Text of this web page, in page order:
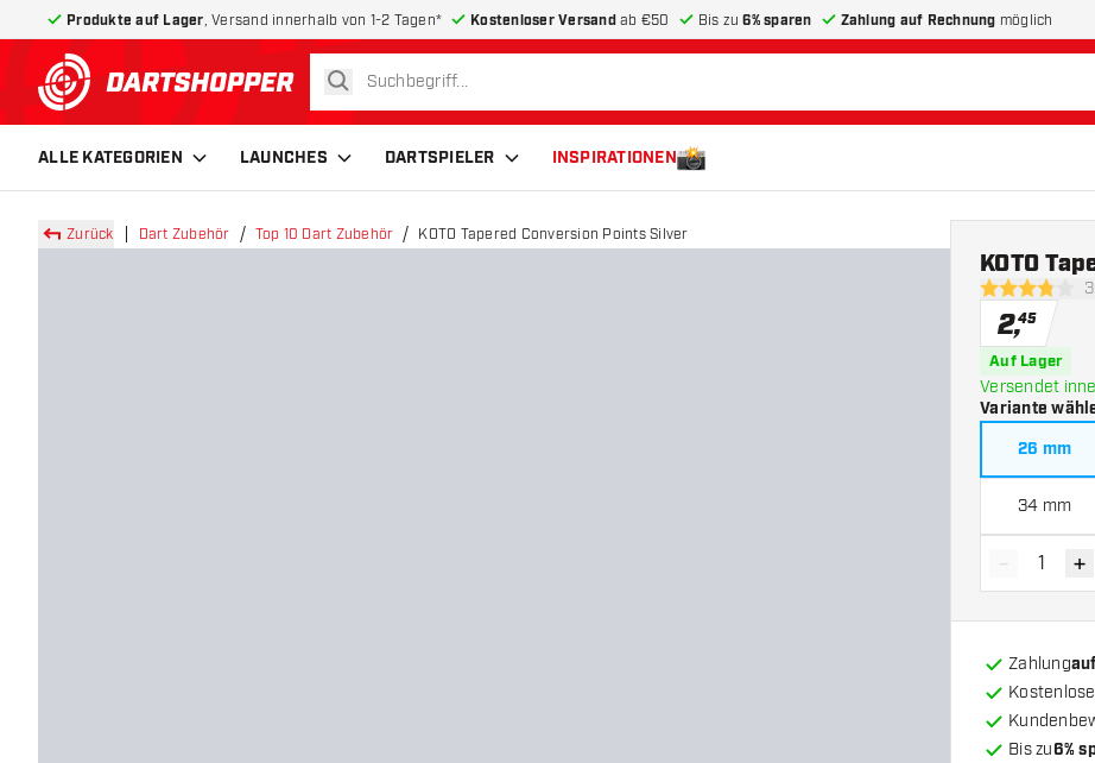
Produkte auf Lager , Versand innerhalb von 1-2 Tagen* Kostenloser Versandab €50 Bis zu6% sparen Zahlung auf Rechnung möglich
zurück zur Startseite
suchen
ALLE KATEGORIEN LAUNCHES DARTSPIELER INSPIRATIONEN
Zurück Dart Zubehör Top 10 Dart Zubehör KOTO Tapered Conversion Points Silver
3.8
KOTO
2,45
Auf Lager
Versendet
Variante
26 mm
34 mm
Menge
- +
Zahlung
Bis zu6%